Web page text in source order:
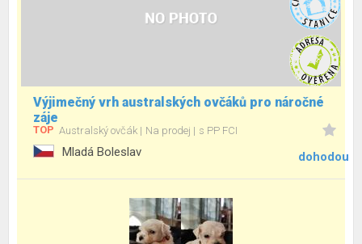
Výjimečný vrh australských ovčáků pro náročné
záje
TOP Australský ovčák Na prodej s PP FCI
Mladá Boleslav dohodou